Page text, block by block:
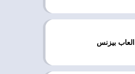
العاب بيزنس